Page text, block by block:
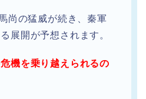
尚の猛威が続き、秦軍
展開が予想されます。
機を乗り越えられるの